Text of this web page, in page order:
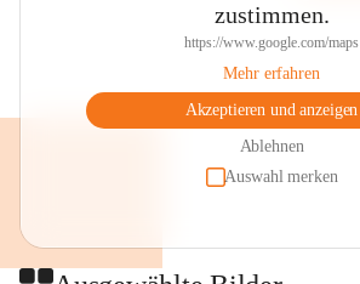
zustimmen.
https://www.google.com/maps
Mehr erfahren
Akzeptieren und anzeigen
Ablehnen
Auswahl merken